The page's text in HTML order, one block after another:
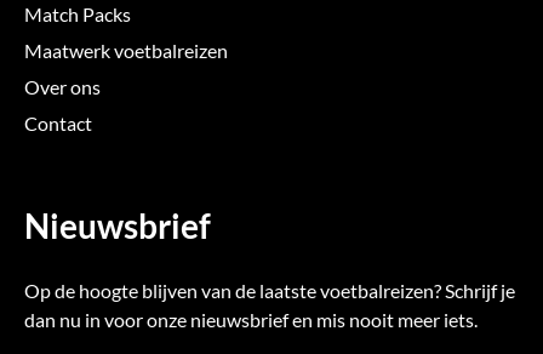
Match Packs
Maatwerk voetbalreizen
Over ons
Contact
Nieuwsbrief
Op de hoogte blijven van de laatste voetbalreizen? Schrijf je
dan nu in voor onze nieuwsbrief en mis nooit meer iets.